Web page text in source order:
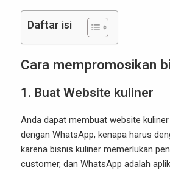
Daftar isi
Cara mempromosikan
1. Buat Website kuliner
Anda dapat membuat website
dengan WhatsApp, kenapa harus
karena bisnis kuliner memerlukan
customer, dan WhatsApp adalah